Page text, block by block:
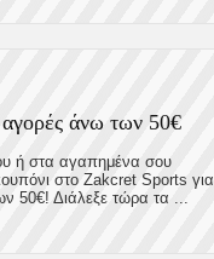
άνω των 50€
ή στα αγαπημένα σου
στο Zakcret Sports για
50€! Διάλεξε τώρα τα ...